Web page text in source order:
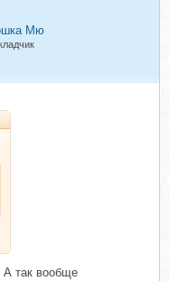
Мю
А так вообще